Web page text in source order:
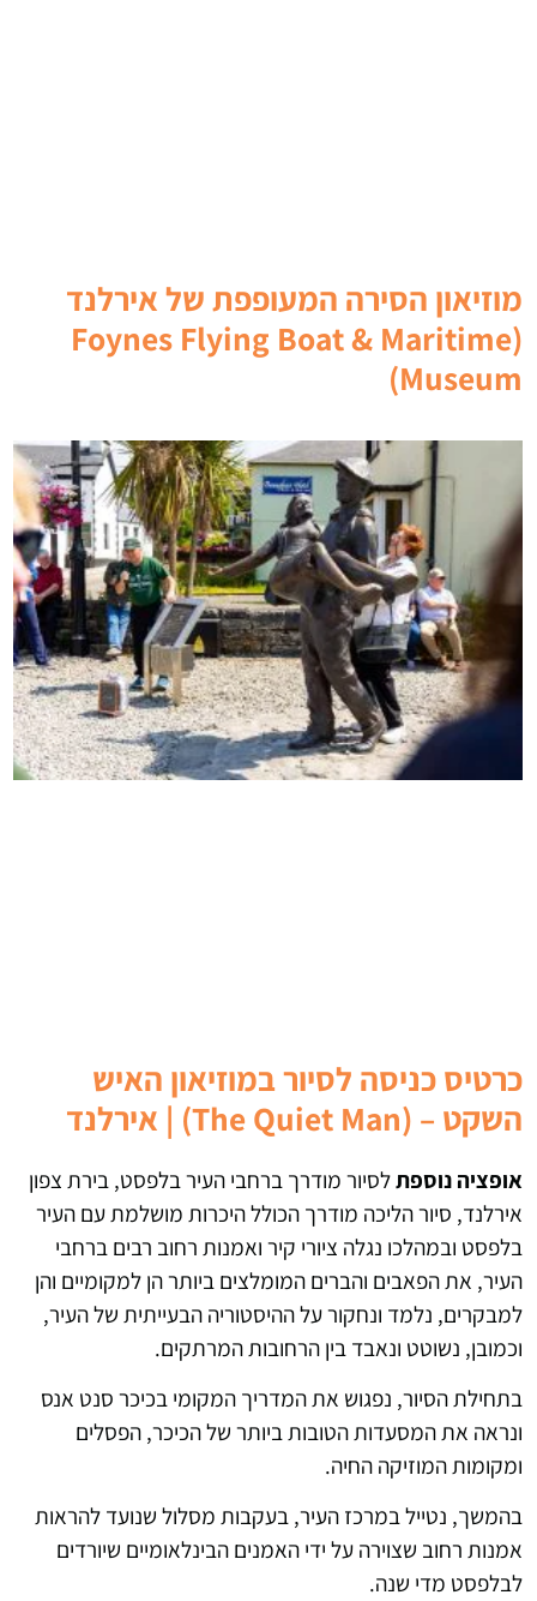
מוזיאון הסירה המעופפת של אירלנד
(Foynes Flying Boat & Maritime
Museum)
כרטיס כניסה לסיור במוזיאון האיש
השקט – (The Quiet Man) | אירלנד
אופציה נוספתלסיור מודרך ברחבי העיר בלפסט, בירת צפון
אירלנד, סיור הליכה מודרך הכולל היכרות מושלמת עם העיר
בלפסט ובמהלכו נגלה ציורי קיר ואמנות רחוב רבים ברחבי
העיר, את הפאבים והברים המומלצים ביותר הן למקומיים והן
למבקרים, נלמד ונחקור על ההיסטוריה הבעייתית של העיר,
וכמובן, נשוטט ונאבד בין הרחובות המרתקים.
בתחילת הסיור, נפגוש את המדריך המקומי בכיכר סנט אנס
ונראה את המסעדות הטובות ביותר של הכיכר, הפסלים
ומקומות המוזיקה החיה.
בהמשך, נטייל במרכז העיר, בעקבות מסלול שנועד להראות
אמנות רחוב שצוירה על ידי האמנים הבינלאומיים שיורדים
לבלפסט מדי שנה.